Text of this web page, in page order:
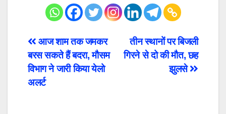
Post
navigation
तीन स्थानों पर बिजली
गिरने से दो की मौत, छह
झुलसे
आज शाम तक जमकर
बरस सकते हैं बदरा, मौसम
विभाग ने जारी किया येलो
अलर्ट